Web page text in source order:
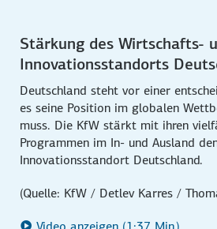
Stärkung des Wirtschafts-
Innovationsstandorts
Deutschland steht vor einer
es seine Position im globalen
muss. Die KfW stärkt mit ihren
Programmen im In- und Ausland
Innovationsstandort Deutschland.
(Quelle: KfW / Detlev Karres /